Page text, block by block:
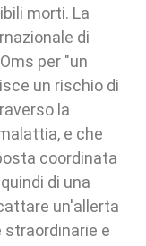
morti. La
di
per "un
un rischio di
la
e che
coordinata
di una
un'allerta
straordinarie e